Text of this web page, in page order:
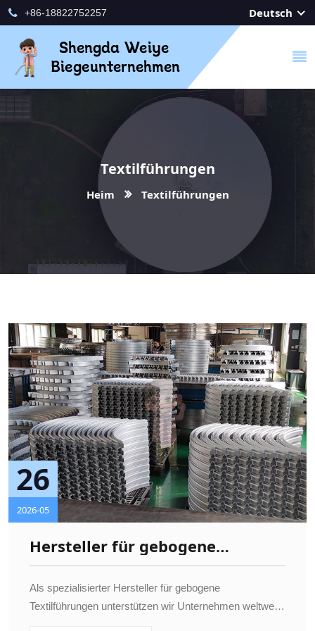
+86-18822752257 Deutsch
Textilführungen
Heim Textilführungen
26
2026-05
Hersteller für gebogene
Textilführungen –
Maßanfertigung für
Textilmaschinen und
Fördertechnik
Als spezialisierter Hersteller für gebogene
Textilführungen unterstützen wir Unternehmen weltweit